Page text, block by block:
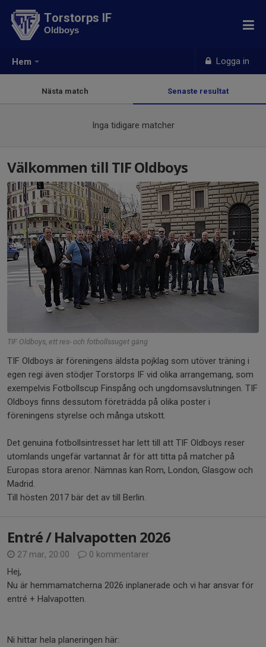
Hem Logga in
Torstorps IF
Oldboys
Nästa match Senaste resultat
Inga tidigare matcher
Välkommen till TIF Oldboys
TIF Oldboys, ett res- och fotbollssuget gäng
TIF Oldboys är föreningens äldsta pojklag som utöver träning i
egen regi även stödjer Torstorps IF vid olika arrangemang, som
exempelvis Fotbollscup Finspång och ungdomsavslutningen. TIF
Oldboys finns dessutom företrädda på olika poster i
föreningens styrelse och många utskott.
Det genuina fotbollsintresset har lett till att TIF Oldboys reser
utomlands ungefär vartannat år för att titta på matcher på
Europas stora arenor. Nämnas kan Rom, London, Glasgow och
Madrid.
Till hösten 2017 bär det av till Berlin.
Entré / Halvapotten 2026
27 mar, 20:00
0 kommentarer
Hej,
Nu är hemmamatcherna 2026 inplanerade och vi har ansvar för
entré + Halvapotten.
Ni hittar hela planeringen här: